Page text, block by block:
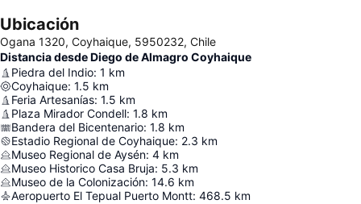
Ubicación
Ogana 1320, Coyhaique, 5950232, Chile
Distancia desde Diego de Almagro Coyhaique
Piedra del Indio: 1 km
Coyhaique: 1.5 km
Feria Artesanías: 1.5 km
Plaza Mirador Condell: 1.8 km
Bandera del Bicentenario: 1.8 km
Estadio Regional de Coyhaique: 2.3 km
Museo Regional de Aysén: 4 km
Museo Historico Casa Bruja: 5.3 km
Museo de la Colonización: 14.6 km
Aeropuerto El Tepual Puerto Montt: 468.5 km